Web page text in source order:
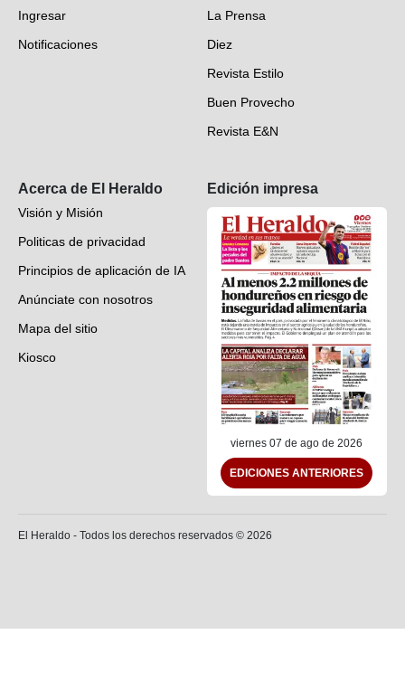
Deportes
Videos
Ingresar
Notificaciones
La Prensa
Diez
Revista Estilo
Buen Provecho
Revista E&N
Acerca de El Heraldo
Visión y Misión
Politicas de privacidad
Principios de aplicación de IA
Anúnciate con nosotros
Mapa del sitio
Kiosco
Edición impresa
viernes 07 de ago de 2026
EDICIONES ANTERIORES
El Heraldo - Todos los derechos reservados © 2026